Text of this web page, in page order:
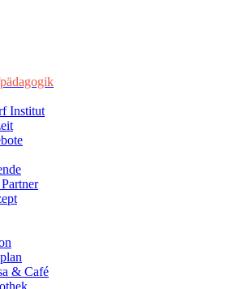
Institut
& Café